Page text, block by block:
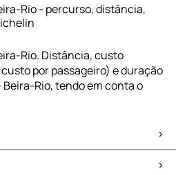
Rio - percurso, distância,
Rio. Distância, custo
por passageiro) e duração
Rio, tendo em conta o